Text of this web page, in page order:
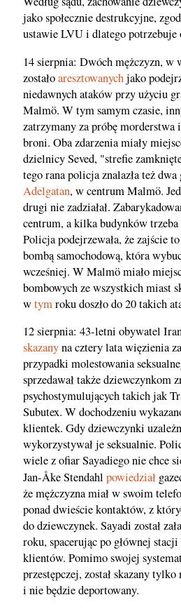
jako społecznie destrukcyjne,
ustawie LVU i dlatego potrzebuje
14 sierpnia: Dwóch mężczyzn, w
zostałoaresztowanychjako
niedawnych ataków przy użyciu
Malmö. W tym samym czasie,
zatrzymany za próbę morderstwa
broni. Oba zdarzenia miały
dzielnicy Seved, "strefie
tego rana policja znalazła też
Adelgatan, w centrum Malmö.
drugi nie zadziałał.
centrum, a kilka budynków trzeba
Policja podejrzewała, że zajście
bombą samochodową, która
wcześniej. W Malmö miało
bombowych ze wszystkich miast
wtymroku doszło do 20 takich
12 sierpnia: 43-letni obywatel
skazanyna cztery lata więzienia
przypadki molestowania
sprzedawał także dziewczynkom
psychostymulujących takich jak
Subutex. W dochodzeniu
klientek. Gdy dziewczynki
wykorzystywał je seksualnie.
wiele z ofiar Sayadiego nie chce
Jan-Åke Stendahl powiedział
że mężczyzna miał w swoim
ponad dwieście kontaktów, z
do dziewczynek. Sayadi został
roku, spacerując po głównej
klientów. Pomimo swojej
przestępczej, został skazany
i nie będzie deportowany.